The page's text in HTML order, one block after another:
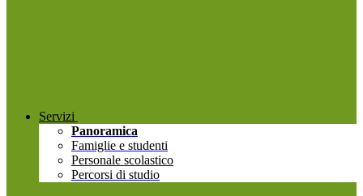
Servizi
Panoramica
Famiglie e studenti
Personale scolastico
Percorsi di studio